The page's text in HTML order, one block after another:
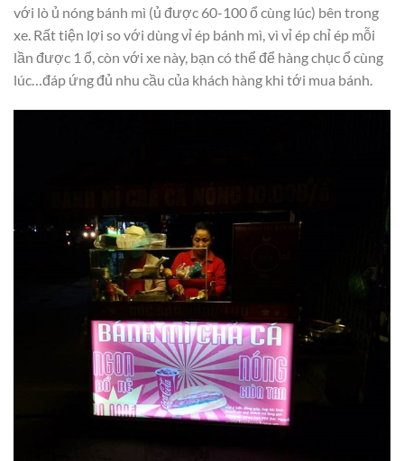
với lò ủ nóng bánh mì (ủ được 60-100 ổ cùng lúc) bên trong
xe. Rất tiện lợi so với dùng vỉ ép bánh mì, vì vỉ ép chỉ ép mỗi
lần được 1 ổ, còn với xe này, bạn có thể để hàng chục ổ cùng
lúc…đáp ứng đủ nhu cầu của khách hàng khi tới mua bánh.